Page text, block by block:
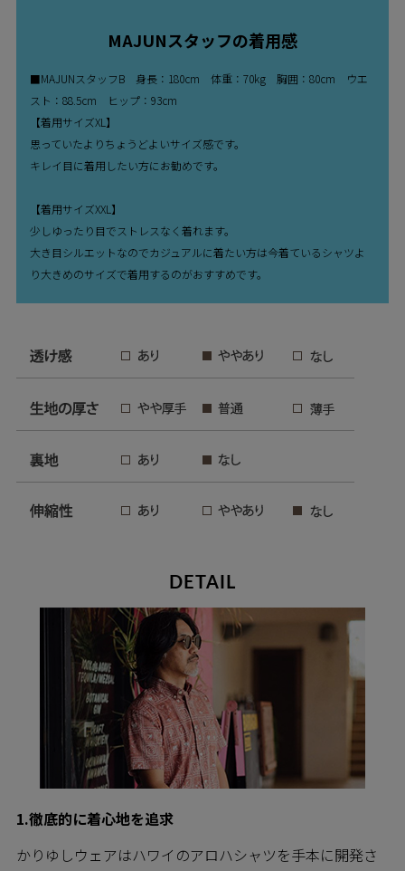
MAJUNスタッフの着用感
■MAJUNスタッフB 身長：180cm 体重：70kg 胸囲：80cm ウエ
スト：88.5cm ヒップ：93cm
【着用サイズXL】
思っていたよりちょうどよいサイズ感です。
キレイ目に着用したい方にお勧めです。
【着用サイズXXL】
少しゆったり目でストレスなく着れます。
大き目シルエットなのでカジュアルに着たい方は今着ているシャツよ
り大きめのサイズで着用するのがおすすめです。
DETAIL
1.徹底的に着心地を追求
かりゆしウェアはハワイのアロハシャツを手本に開発さ